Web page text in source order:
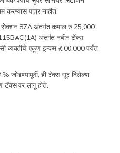
करण्यास पात्र नाहीत.
87A अंतर्गत कमाल रु.25,000
अंतर्गत नवीन टॅक्स
व्यक्तीचे एकूण इन्कम ₹7,00,000 पर्यंत
जोडण्यापूर्वी, ही टॅक्स सूट दिलेल्या
वर लागू होते.